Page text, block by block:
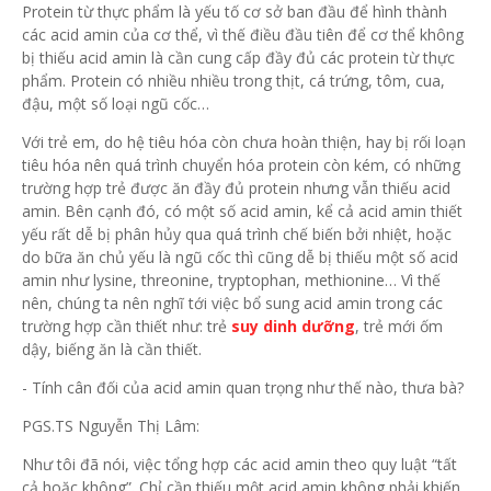
Protein từ thực phẩm là yếu tố cơ sở ban đầu để hình thành
các acid amin của cơ thể, vì thế điều đầu tiên để cơ thể không
bị thiếu acid amin là cần cung cấp đầy đủ các protein từ thực
phẩm. Protein có nhiều nhiều trong thịt, cá trứng, tôm, cua,
đậu, một số loại ngũ cốc…
Với trẻ em, do hệ tiêu hóa còn chưa hoàn thiện, hay bị rối loạn
tiêu hóa nên quá trình chuyển hóa protein còn kém, có những
trường hợp trẻ được ăn đầy đủ protein nhưng vẫn thiếu acid
amin. Bên cạnh đó, có một số acid amin, kể cả acid amin thiết
yếu rất dễ bị phân hủy qua quá trình chế biến bởi nhiệt, hoặc
do bữa ăn chủ yếu là ngũ cốc thì cũng dễ bị thiếu một số acid
amin như lysine, threonine, tryptophan, methionine… Vì thế
nên, chúng ta nên nghĩ tới việc bổ sung acid amin trong các
trường hợp cần thiết như: trẻ suy dinh dưỡng, trẻ mới ốm
dậy, biếng ăn là cần thiết.
- Tính cân đối của acid amin quan trọng như thế nào, thưa bà?
PGS.TS Nguyễn Thị Lâm:
Như tôi đã nói, việc tổng hợp các acid amin theo quy luật “tất